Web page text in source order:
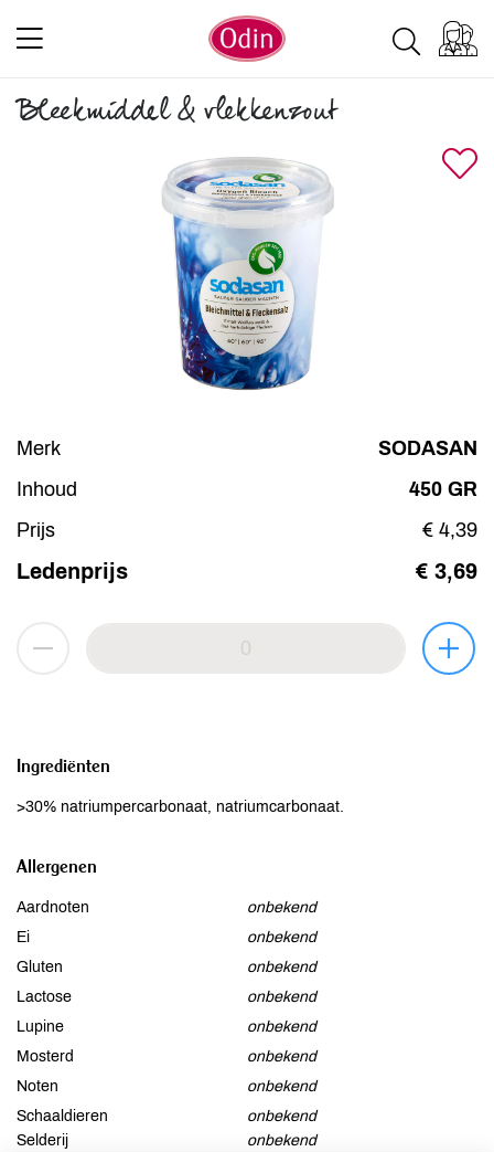
Bleekmiddel & vlekkenzout
Merk
SODASAN
Inhoud
450 GR
Prijs
€ 4,39
Ledenprijs € 3,69
Ingrediënten
>30% natriumpercarbonaat, natriumcarbonaat.
Allergenen
Aardnoten
onbekend
Ei
onbekend
Gluten
onbekend
Lactose
onbekend
Lupine
onbekend
Mosterd
onbekend
Noten
onbekend
Schaaldieren
onbekend
Selderij
onbekend